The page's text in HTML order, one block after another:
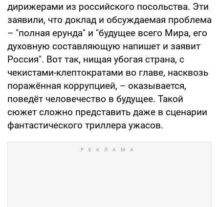
дирижерами из российского посольства. Эти
заявили, что доклад и обсуждаемая проблема
– "полная ерунда" и "будущее всего Мира, его
духовную составляющую напишет и заявит
Россия". Вот так, нищая убогая страна, с
чекистами-клептократами во главе, насквозь
поражённая коррупцией, – оказывается,
поведёт человечество в будущее. Такой
сюжет сложно представить даже в сценарии
фантастического триллера ужасов.